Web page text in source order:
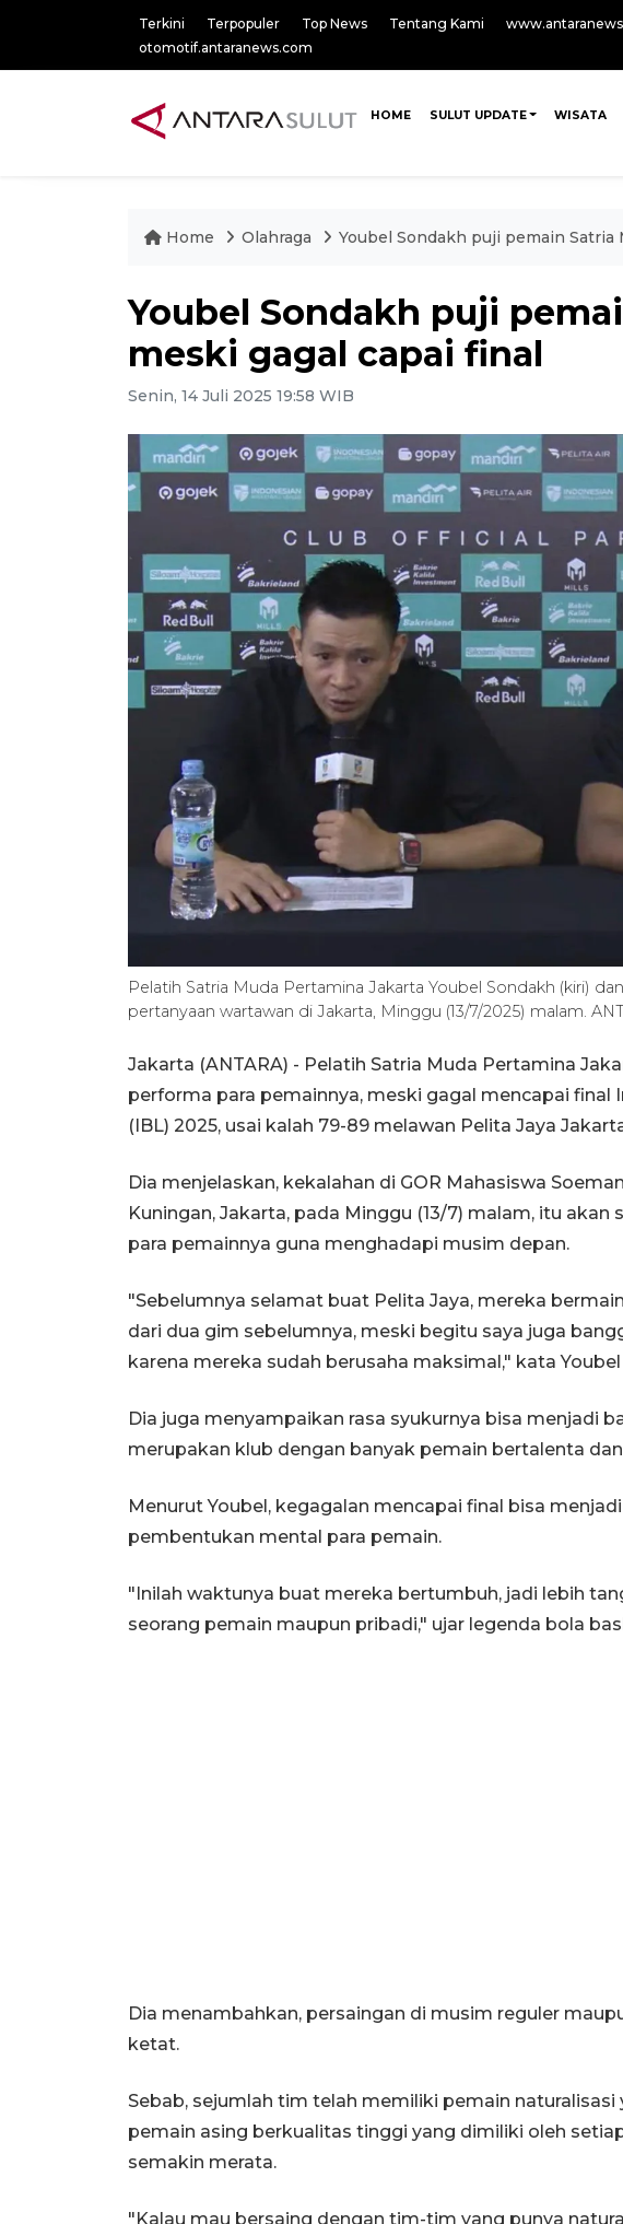
Terkini Terpopuler Top News Tentang Kami
otomotif.antaranews.com
HOME SULUT UPDATE WISATA
Home Olahraga Youbel Sondakh puji pemain Satria
Youbel Sondakh puji
meski gagal capai final
Senin, 14 Juli 2025 19:58 WIB
Pelatih Satria Muda Pertamina Jakarta Youbel Sondakh (kiri)
pertanyaan wartawan di Jakarta, Minggu (13/7/2025) malam.
Jakarta (ANTARA) - Pelatih Satria Muda Pertamina
performa para pemainnya, meski gagal mencapai final
(IBL) 2025, usai kalah 79-89 melawan Pelita Jaya
Dia menjelaskan, kekalahan di GOR Mahasiswa
Kuningan, Jakarta, pada Minggu (13/7) malam, itu
para pemainnya guna menghadapi musim depan.
"Sebelumnya selamat buat Pelita Jaya, mereka
dari dua gim sebelumnya, meski begitu saya juga
karena mereka sudah berusaha maksimal," kata
Dia juga menyampaikan rasa syukurnya bisa menjadi
merupakan klub dengan banyak pemain bertalenta
Menurut Youbel, kegagalan mencapai final bisa
pembentukan mental para pemain.
"Inilah waktunya buat mereka bertumbuh, jadi lebih
seorang pemain maupun pribadi," ujar legenda bola
Dia menambahkan, persaingan di musim reguler
ketat.
Sebab, sejumlah tim telah memiliki pemain
pemain asing berkualitas tinggi yang dimiliki oleh
semakin merata.
"Kalau mau bersaing dengan tim-tim yang punya